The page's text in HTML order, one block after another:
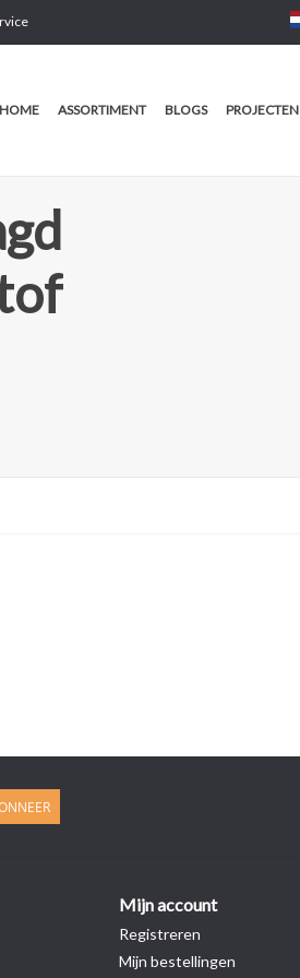
HOME ASSORTIMENT BLOGS PROJECTEN
Mijn account
Registreren
Mijn bestellingen